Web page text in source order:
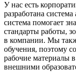
У нас есть
разработана
система помогает
стандарты работы,
в компании. Мы
обучения, поэтому
рабочие материалы
внешними